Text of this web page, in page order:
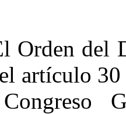
Orden del
artículo